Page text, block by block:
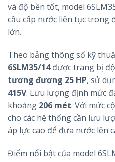
và độ bền tốt, model
cầu cấp nước liên tục trong
lớn.
Theo bảng thông số kỹ
6SLM35/14được trang bị
tương đương 25 HP, sử
415V. Lưu lượng định mức
khoảng 206 mét. Với mức
cho các hệ thống cần lưu
áp lực cao để đưa nước lên
Điểm nổi bật của model